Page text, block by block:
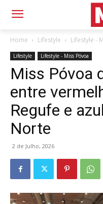
Home Lifestyle Lifestyle -
Lifestyle Lifestyle - Miss Póvoa
Miss Póvoa
entre
Regufe e
Norte
2 de Julho, 2026